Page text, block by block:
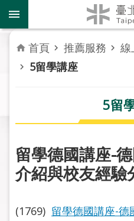
跳到主要內容區塊
到
館
資
訊
務
活
動
報
首頁 推薦服務 線
5留學講座
5留
留學德國講座-
介紹與校友經驗
(1769) 留學德國講座-德